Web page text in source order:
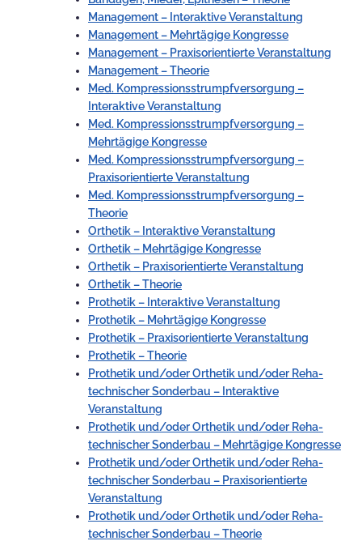
Management – Interaktive Veranstaltung
Management – Mehrtägige Kongresse
Management – Praxisorientierte Veranstaltung
Management – Theorie
Med. Kompressionsstrumpfversorgung –
Interaktive Veranstaltung
Med. Kompressionsstrumpfversorgung –
Mehrtägige Kongresse
Med. Kompressionsstrumpfversorgung –
Praxisorientierte Veranstaltung
Med. Kompressionsstrumpfversorgung –
Theorie
Orthetik – Interaktive Veranstaltung
Orthetik – Mehrtägige Kongresse
Orthetik – Praxisorientierte Veranstaltung
Orthetik – Theorie
Prothetik – Interaktive Veranstaltung
Prothetik – Mehrtägige Kongresse
Prothetik – Praxisorientierte Veranstaltung
Prothetik – Theorie
Prothetik und/oder Orthetik und/oder Reha-
technischer Sonderbau – Interaktive
Veranstaltung
Prothetik und/oder Orthetik und/oder Reha-
technischer Sonderbau – Mehrtägige Kongresse
Prothetik und/oder Orthetik und/oder Reha-
technischer Sonderbau – Praxisorientierte
Veranstaltung
Prothetik und/oder Orthetik und/oder Reha-
technischer Sonderbau – Theorie